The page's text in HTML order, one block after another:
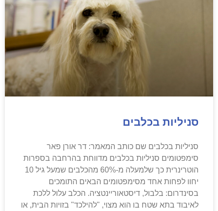
סניליות בכלבים
סניליות בכלבים שם כותב המאמר: דר אורן פאר
סימפטומים סניליות בכלבים מדווחת בהרחבה בספרות
הוטרינרית כך שלמעלה מ-60% מהכלבים שמעל גיל 10
יחוו לפחות אחד מסימפטומים הבאים התומכים
בסינדרום: בלבול, דיסטאוריינטציה. הכלב עלול ללכת
לאיבוד בתא שטח בו הוא מצוי, "להילכד" בזויות הבית, או